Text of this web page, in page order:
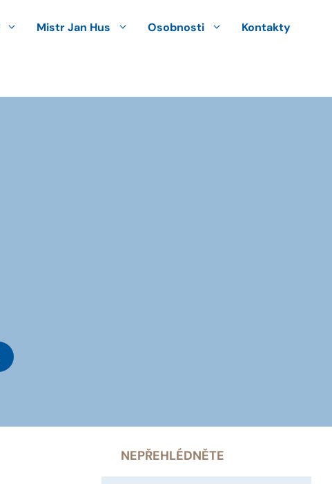
Mistr Jan Hus Osobnosti Kontakty
NEPŘEHLÉDNĚTE